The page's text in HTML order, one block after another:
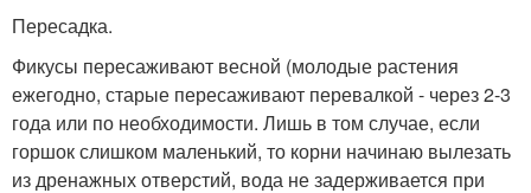
Пересадка.
Фикусы пересаживают весной (молодые растения
ежегодно, старые пересаживают перевалкой - через 2-3
года или по необходимости. Лишь в том случае, если
горшок слишком маленький, то корни начинаю вылезать
из дренажных отверстий, вода не задерживается при